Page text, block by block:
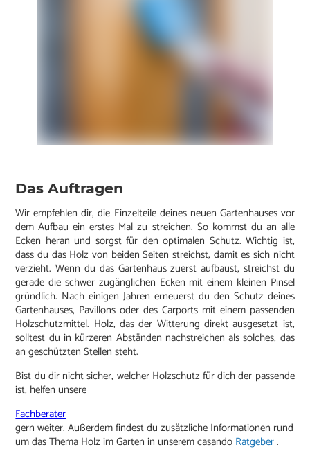
Das Auftragen
Wir empfehlen dir, die Einzelteile deines neuen Gartenhauses vor
dem Aufbau ein erstes Mal zu streichen. So kommst du an alle
Ecken heran und sorgst für den optimalen Schutz. Wichtig ist,
dass du das Holz von beiden Seiten streichst, damit es sich nicht
verzieht. Wenn du das Gartenhaus zuerst aufbaust, streichst du
gerade die schwer zugänglichen Ecken mit einem kleinen Pinsel
gründlich. Nach einigen Jahren erneuerst du den Schutz deines
Gartenhauses, Pavillons oder des Carports mit einem passenden
Holzschutzmittel. Holz, das der Witterung direkt ausgesetzt ist,
solltest du in kürzeren Abständen nachstreichen als solches, das
an geschützten Stellen steht.
Bist du dir nicht sicher, welcher Holzschutz für dich der passende
ist, helfen unsere
Fachberater
gern weiter. Außerdem findest du zusätzliche Informationen rund
um das Thema Holz im Garten in unserem casando Ratgeber.